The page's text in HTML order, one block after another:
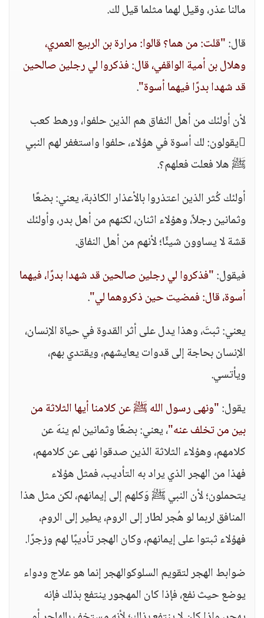
مالنا عذر، وقيل لهما مثلما قيل لك.
قال:"قلت: من هما؟ قالوا: مرارة بن الربيع العمري،
وهلال بن أمية الواقفي، قال: فذكروا لي رجلين صالحين
قد شهدا بدرًا فيهما أسوة".
لأن أولئك من أهل النفاق هم الذين حلفوا، ورهط كعب
يقولون: لك أسوة في هؤلاء، حلفوا واستغفر لهم النبي
ﷺ هلا فعلت فعلهم؟.
أولئك كُثر الذين اعتذروا بالأعذار الكاذبة، يعني: بضعًا
وثمانين رجلاً، وهؤلاء اثنان، لكنهم من أهل بدر، وأولئك
قشة لا يساوون شيئًا؛ لأنهم من أهل النفاق.
فيقول:"فذكروا لي رجلين صالحين قد شهدا بدرًا، فيهما
أسوة، قال: فمضيت حين ذكروهما لي".
يعني: ثبتَ، وهذا يدل على أثر القدوة في حياة الإنسان،
الإنسان بحاجة إلى قدوات يعايشهم، ويقتدي بهم،
ويأتسي.
يقول:"ونهى رسول الله ﷺ عن كلامنا أيها الثلاثة من
بين من تخلف عنه"، يعني: بضعًا وثمانين لم ينهَ عن
كلامهم، وهؤلاء الثلاثة الذين صدقوا نهى عن كلامهم،
فهذا من الهجر الذي يراد به التأديب، فمثل هؤلاء
يتحملون؛ لأن النبي ﷺ وَكلهم إلى إيمانهم، لكن مثل هذا
المنافق لربما لو هُجر لطار إلى الروم، يطير إلى الروم،
فهؤلاء ثبتوا على إيمانهم، وكان الهجر تأديبًا لهم وزجرًا.
ضوابط الهجر لتقويم السلوكوالهجر إنما هو علاج ودواء
يوضع حيث نفع، فإذا كان المهجور ينتفع بذلك فإنه